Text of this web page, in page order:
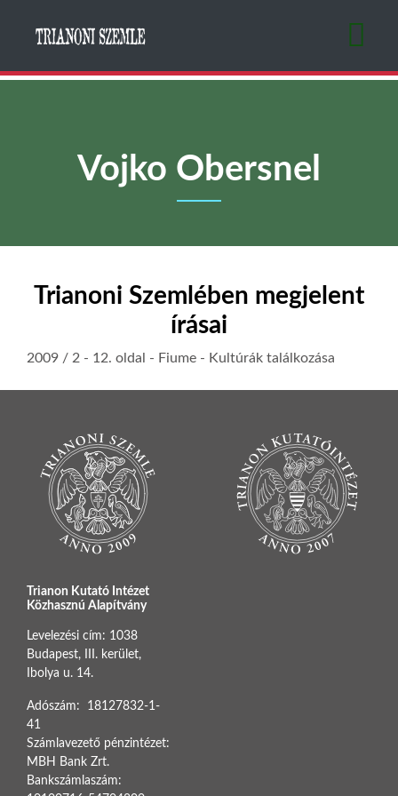
Vojko Obersnel
Trianoni Szemlében megjelent
írásai
2009 / 2 - 12. oldal - Fiume - Kultúrák találkozása
Trianon Kutató Intézet
Közhasznú Alapítvány
Levelezési cím: 1038
Budapest, III. kerület,
Ibolya u. 14.
Adószám: 18127832-1-
41
Számlavezető pénzintézet:
MBH Bank Zrt.
Bankszámlaszám: